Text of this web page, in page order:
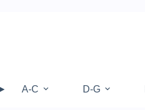
A-C D-G